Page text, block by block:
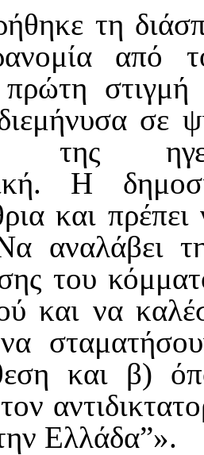
τη
από
στιγμή
σε
της
Η
και
αναλάβει
του
και να
να
και β)
Ελλάδα”».